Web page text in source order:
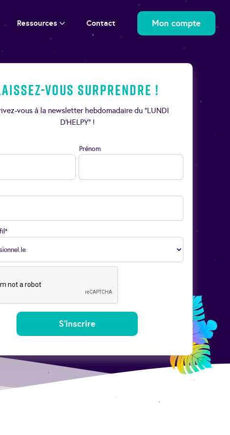
Ressources Contact Mon compte
vous surprendre !
vous à la newsletter hebdomadaire du “LUNDI
D’HELPY” !
Prénom